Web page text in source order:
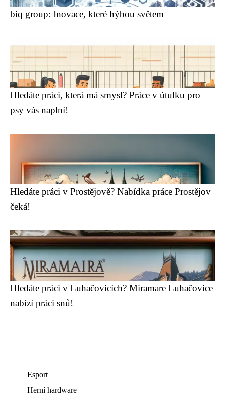
biq group: Inovace, které hýbou světem
Hledáte práci, která má smysl? Práce v útulku pro
psy vás naplní!
Hledáte práci v Prostějově? Nabídka práce Prostějov
čeká!
Hledáte práci v Luhačovicích? Miramare Luhačovice
nabízí práci snů!
Esport
Herní hardware